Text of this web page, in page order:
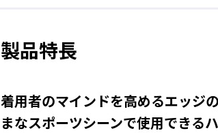
製品特長
着用者のマインドを高めるエッジ
まなスポーツシーンで使用できる